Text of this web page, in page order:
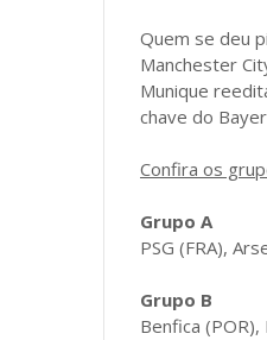
Quem se deu
Manchester
Munique
chave do
Confira os
Grupo A
PSG (FRA),
Grupo B
Benfica